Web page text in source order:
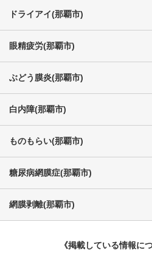
ドライアイ(那覇市)
眼精疲労(那覇市)
ぶどう膜炎(那覇市)
白内障(那覇市)
ものもらい(那覇市)
糖尿病網膜症(那覇市)
網膜剥離(那覇市)
《掲載している情報に